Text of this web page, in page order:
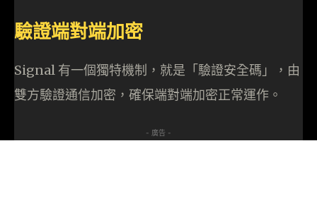
驗證端對端加密
Signal 有一個獨特機制，就是「驗證安全碼」，由
雙方驗證通信加密，確保端對端加密正常運作。
- 廣告 -